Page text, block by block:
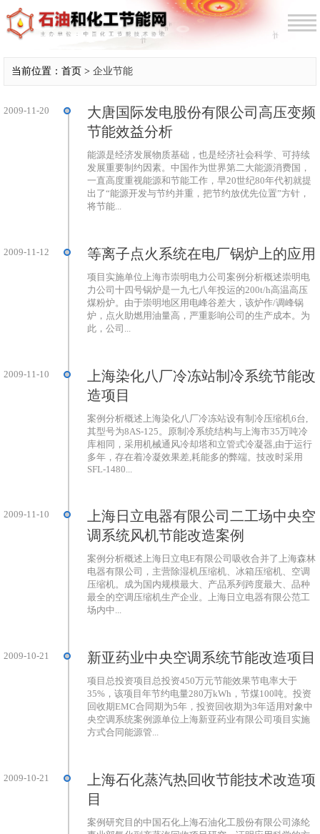
当前位置：首页 > 企业节能
2009-11-20
大唐国际发电股份有限公司高压变频
节能效益分析
能源是经济发展物质基础，也是经济社会科学、可持续
发展重要制约因素。中国作为世界第二大能源消费国，
一直高度重视能源和节能工作，早20世纪80年代初就提
出了“能源开发与节约并重，把节约放优先位置”方针，
将节能...
2009-11-12 等离子点火系统在电厂锅炉上的应用
项目实施单位上海市崇明电力公司案例分析概述崇明电
力公司十四号锅炉是一九七八年投运的200t/h高温高压
煤粉炉。由于崇明地区用电峰谷差大，该炉作/调峰锅
炉，点火助燃用油量高，严重影响公司的生产成本。为
此，公司...
2009-11-10
上海染化八厂冷冻站制冷系统节能改
造项目
案例分析概述上海染化八厂冷冻站设有制冷压缩机6台,
其型号为8AS-125。原制冷系统结构与上海市35万吨冷
库相同，采用机械通风冷却塔和立管式冷凝器,由于运行
多年，存在着冷凝效果差,耗能多的弊端。技改时采用
SFL-1480...
2009-11-10
上海日立电器有限公司二工场中央空
调系统风机节能改造案例
案例分析概述上海日立电E有限公司吸收合并了上海森林
电器有限公司，主营除湿机压缩机、冰箱压缩机、空调
压缩机。成为国内规模最大、产品系列跨度最大、品种
最全的空调压缩机生产企业。上海日立电器有限公范工
场内中...
2009-10-21 新亚药业中央空调系统节能改造项目
项目总投资项目总投资450万元节能效果节电率大于
35%，该项目年节约电量280万kWh，节煤100吨。投资
回收期EMC合同期为5年，投资回收期为3年适用对象中
央空调系统案例源单位上海新亚药业有限公司项目实施
方式合同能源管...
2009-10-21
上海石化蒸汽热回收节能技术改造项
目
案例研究目的中国石化上海石油化工股份有限公司涤纶